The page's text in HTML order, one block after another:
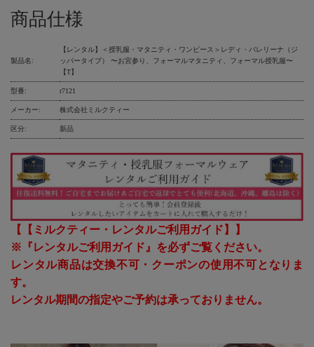
商品仕様
製品名:
【レンタル】＜授乳服・マタニティ・ワンピース＞レディ・バレリーナ（ジ
ッパータイプ） 〜お宮参り、フォーマルマタニティ、フォーマル授乳服〜
【T】
型番: r7121
メーカー: 株式会社ミルクティー
区分: 新品
【【ミルクティー・レンタルご利用ガイド】】
※『レンタルご利用ガイド』を必ずご覧ください。
レンタル商品は交換不可・クーポンの使用不可となりま
す。
レンタル期間の指定やご予約は承っておりません。